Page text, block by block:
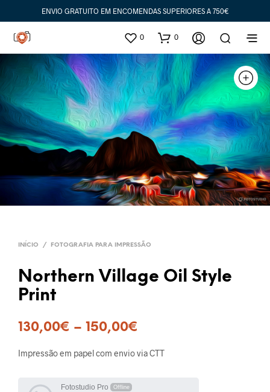
ENVIO GRATUITO EM ENCOMENDAS SUPERIORES A 750€
0 0
INÍCIO / FOTOGRAFIA PARA IMPRESSÃO
Northern Village Oil Style
Print
130,00€ – 150,00€
Impressão em papel com envio via CTT
Fotostudio Pro Offline